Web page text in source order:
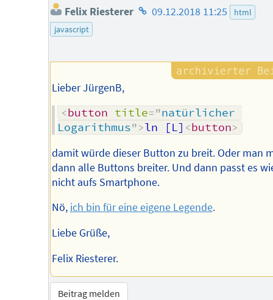
Felix Riesterer Homepage
09.12.2018 11:25
html
javascript
Lieber JürgenB,
<button title="natürlicher
Logarithmus">ln [L] <button>
damit würde dieser Button zu breit. Oder man
dann alle Buttons breiter. Und dann passt es
nicht aufs Smartphone.
Nö, ich bin für eine eigene Legende.
Liebe Grüße,
Felix Riesterer.
Beitrag melden